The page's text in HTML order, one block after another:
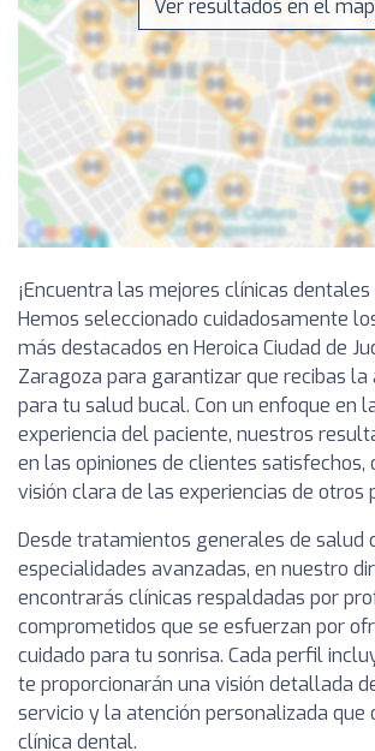
Ver resultados en el
¡Encuentra las mejores clínicas
Hemos seleccionado cuidadosamente
más destacados en Heroica Ciudad de
Zaragoza para garantizar que recibas
para tu salud bucal. Con un enfoque en
experiencia del paciente, nuestros
en las opiniones de clientes satisfechos,
visión clara de las experiencias de otros
Desde tratamientos generales de salud
especialidades avanzadas, en nuestro
encontrarás clínicas respaldadas por
comprometidos que se esfuerzan por
cuidado para tu sonrisa. Cada perfil
te proporcionarán una visión detallada
servicio y la atención personalizada que
clínica dental.